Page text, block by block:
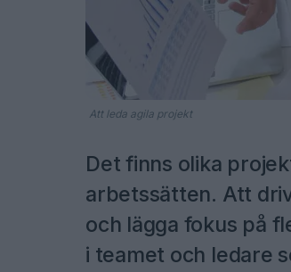
Att leda agila projekt
Det finns olika
arbetssätten. Att
och lägga fokus på
i teamet och ledare